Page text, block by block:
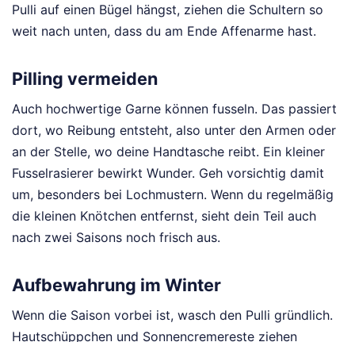
Pulli auf einen Bügel hängst, ziehen die Schultern so
weit nach unten, dass du am Ende Affenarme hast.
Pilling vermeiden
Auch hochwertige Garne können fusseln. Das passiert
dort, wo Reibung entsteht, also unter den Armen oder
an der Stelle, wo deine Handtasche reibt. Ein kleiner
Fusselrasierer bewirkt Wunder. Geh vorsichtig damit
um, besonders bei Lochmustern. Wenn du regelmäßig
die kleinen Knötchen entfernst, sieht dein Teil auch
nach zwei Saisons noch frisch aus.
Aufbewahrung im Winter
Wenn die Saison vorbei ist, wasch den Pulli gründlich.
Hautschüppchen und Sonnencremereste ziehen